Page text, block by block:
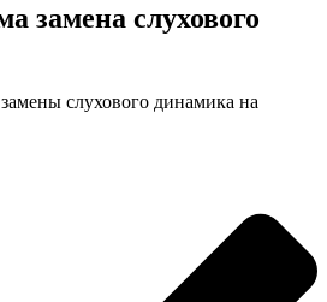
замена слухового
слухового динамика на